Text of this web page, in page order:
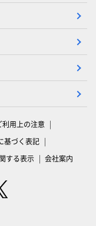
利用上の注意
基づく表記
する表示 会社案内